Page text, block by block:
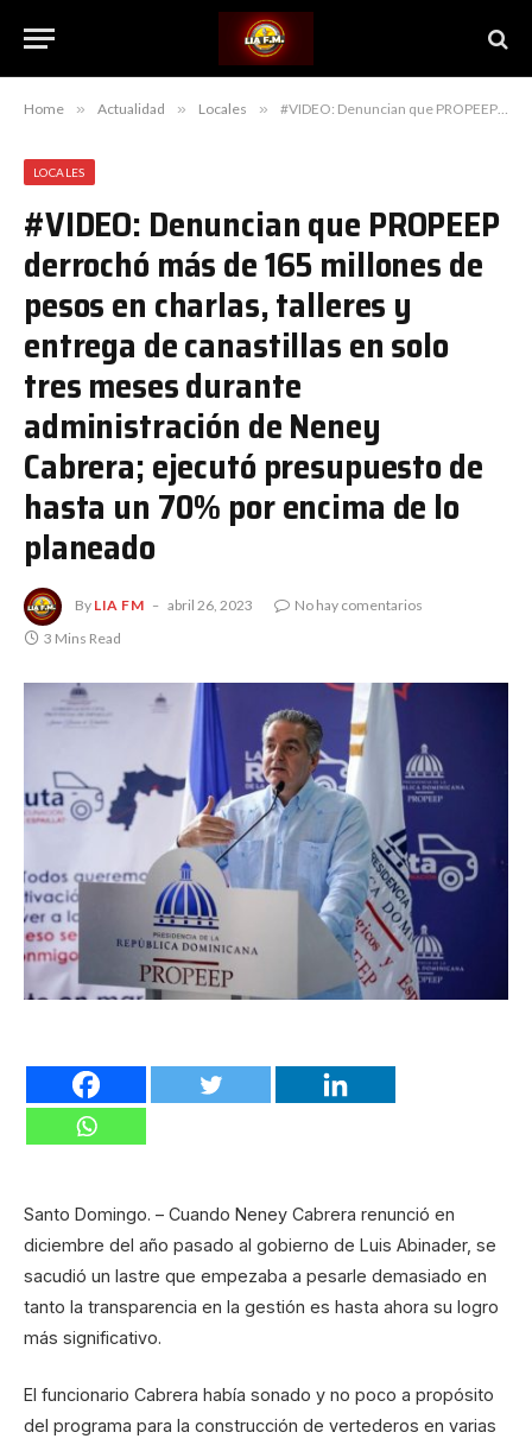
Home » Actualidad » Locales » #VIDEO: Denuncian que PROPEEP derrochó más de 165 millones de pesos en charlas, talleres y entrega de canastillas en solo tres meses durante administración de Neney Cabrera; ejecutó presupuesto de hasta un 70% por encima de lo planeado
LOCALES
#VIDEO: Denuncian que PROPEEP
derrochó más de 165 millones de
pesos en charlas, talleres y
entrega de canastillas en solo
tres meses durante
administración de Neney
Cabrera; ejecutó presupuesto de
hasta un 70% por encima de lo
planeado
By LIA FM abril 26, 2023
No hay comentarios
3 Mins Read
Santo Domingo. – Cuando Neney Cabrera renunció en
diciembre del año pasado al gobierno de Luis Abinader, se
sacudió un lastre que empezaba a pesarle demasiado en
tanto la transparencia en la gestión es hasta ahora su logro
más significativo.
El funcionario Cabrera había sonado y no poco a propósito
del programa para la construcción de vertederos en varias